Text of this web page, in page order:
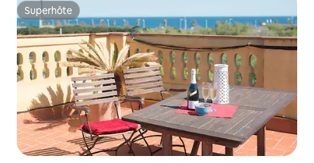
Superhôte
Superhôte